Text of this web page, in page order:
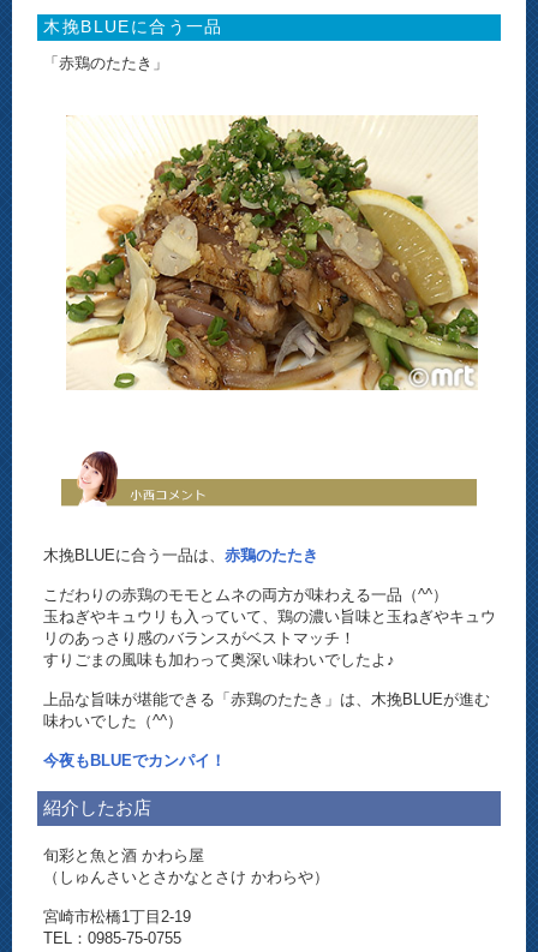
木挽BLUEに合う一品
「赤鶏のたたき」
木挽BLUEに合う一品は、赤鶏のたたき
こだわりの赤鶏のモモとムネの両方が味わえる一品（^^）
玉ねぎやキュウリも入っていて、鶏の濃い旨味と玉ねぎやキュウ
リのあっさり感のバランスがベストマッチ！
すりごまの風味も加わって奥深い味わいでしたよ♪
上品な旨味が堪能できる「赤鶏のたたき」は、木挽BLUEが進む
味わいでした（^^）
今夜もBLUEでカンパイ！
紹介したお店
旬彩と魚と酒 かわら屋
（しゅんさいとさかなとさけ かわらや）
宮崎市松橋1丁目2-19
TEL：0985-75-0755